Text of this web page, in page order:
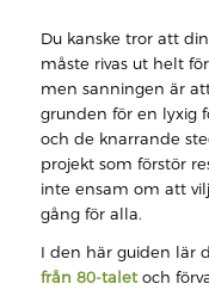
Du kanske tror att
måste rivas ut helt
men sanningen är
grunden för en lyxig
och de knarrande
projekt som förstör
inte ensam om att
gång för alla.
I den här guiden lär
från 80-taletoch